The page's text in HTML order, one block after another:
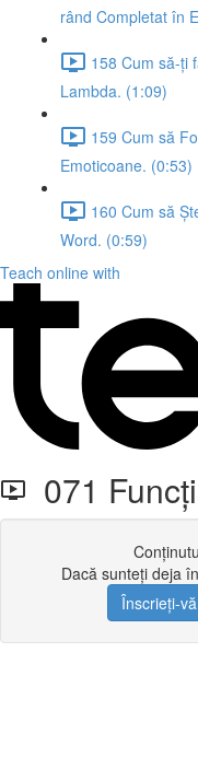
rând Completat în
158 Cum să-ți
Lambda. (1:09)
159 Cum să
Emoticoane. (0:53)
160 Cum să
Word. (0:59)
Teach online with
071
Dacă sunteți deja
Înscrieți-